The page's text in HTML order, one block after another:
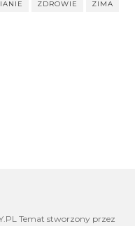
ZDROWIE ZIMA
Temat stworzony przez